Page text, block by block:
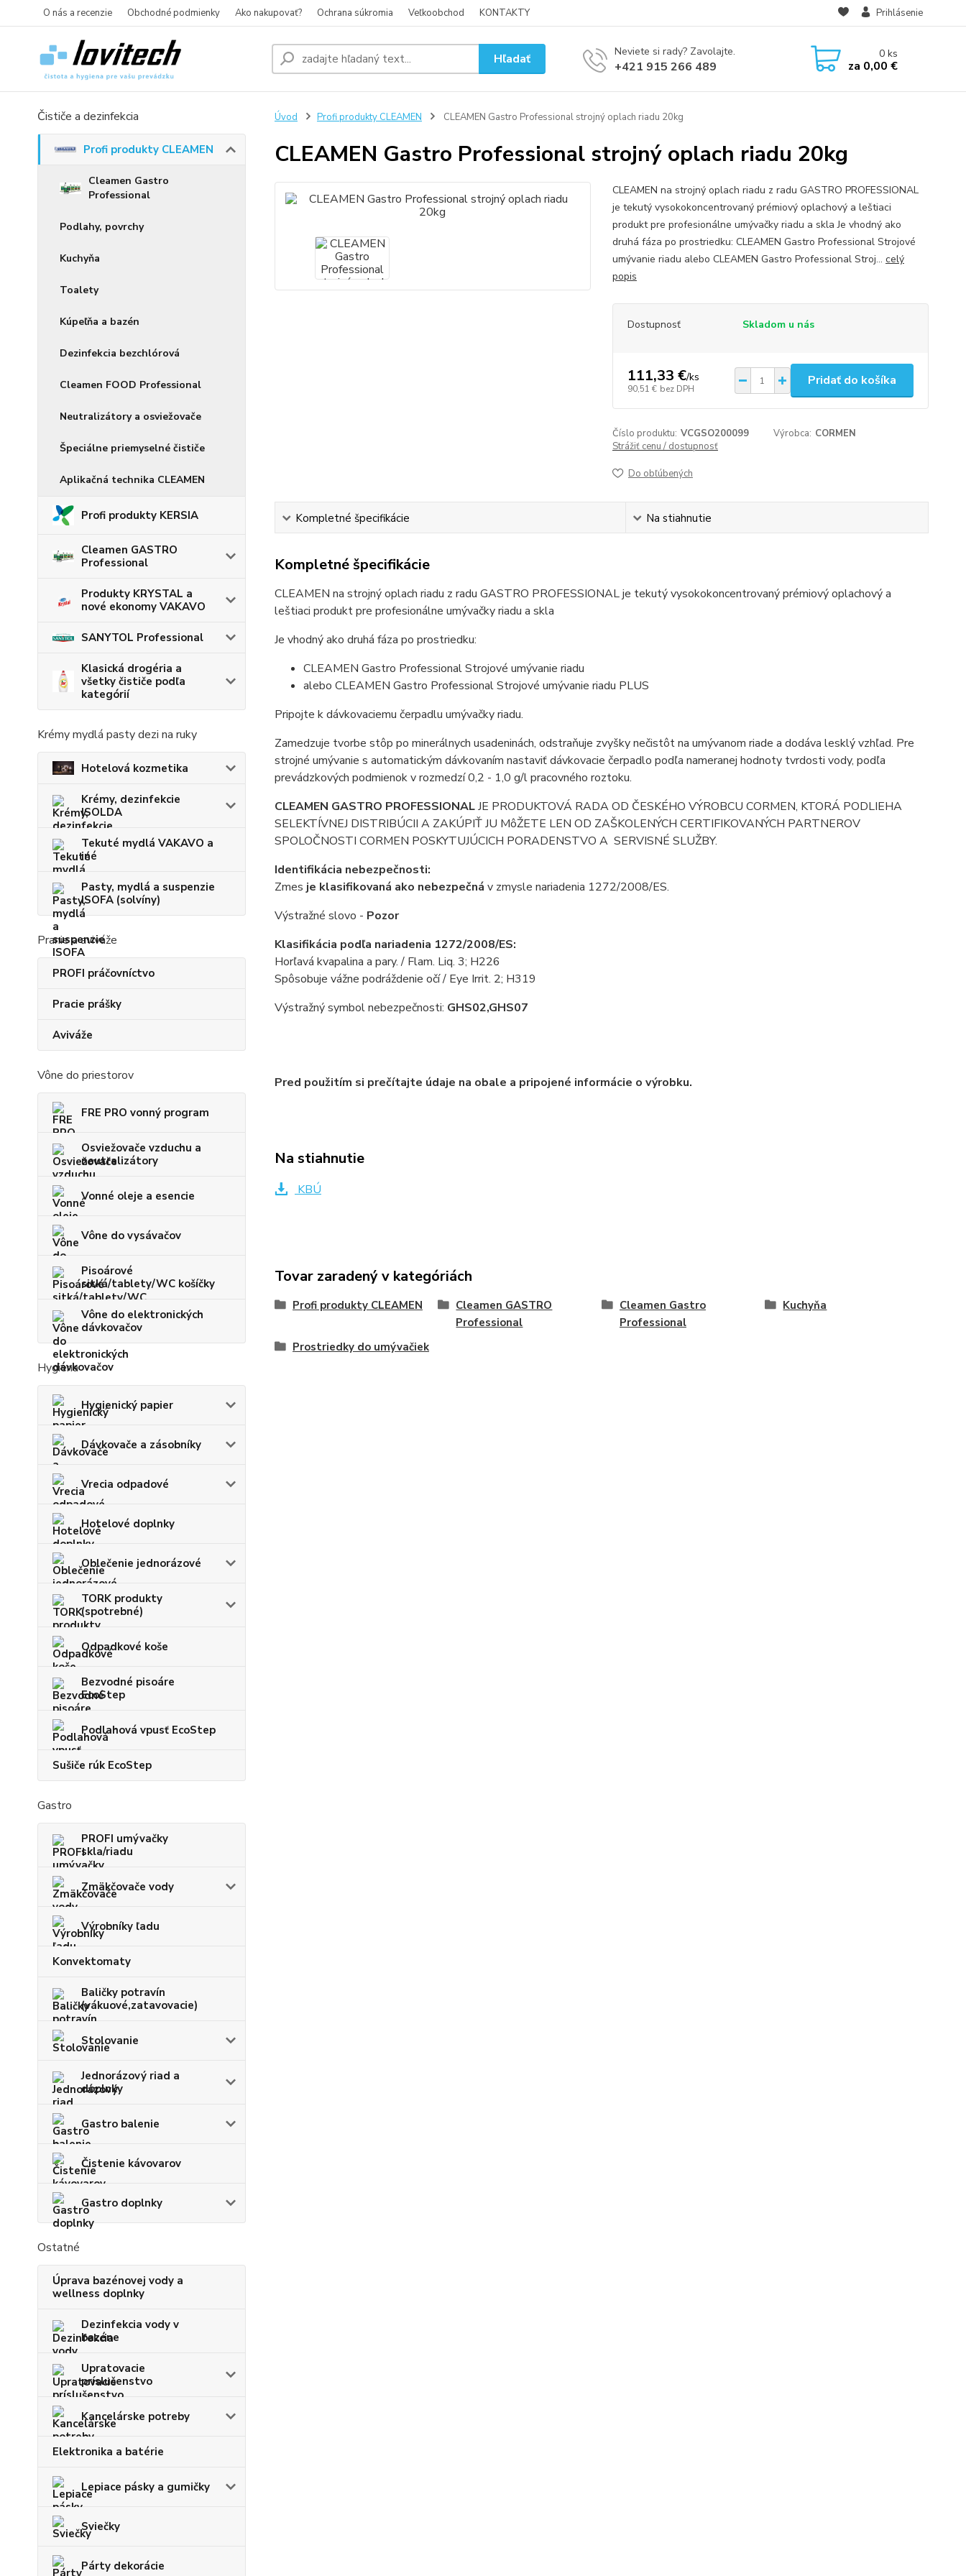
O nás a recenzie Obchodné podmienky Ako nakupovať? Ochrana súkromia Veľkoobchod KONTAKTY Prihlásenie
Hľadať Neviete si rady? Zavolajte.
+421 915 266 489
0ks
za 0,00 €
Čističe a dezinfekcia
Profi produkty CLEAMEN
Cleamen Gastro
Professional
Podlahy, povrchy
Kuchyňa
Toalety
Kúpeľňa a bazén
Dezinfekcia bezchlórová
Cleamen FOOD Professional
Neutralizátory a osviežovače
Špeciálne priemyselné čističe
Aplikačná technika CLEAMEN
Profi produkty KERSIA
Cleamen GASTRO
Professional
Produkty KRYSTAL a
nové ekonomy VAKAVO
SANYTOL Professional
Klasická drogéria a
všetky čističe podľa
kategórií
Krémy mydlá pasty dezi na ruky
Hotelová kozmetika
Krémy, dezinfekcie
ISOLDA
Tekuté mydlá VAKAVO a
iné
Pasty, mydlá a suspenzie
ISOFA (solvíny)
Pranie a aviváže
PROFI práčovníctvo
Pracie prášky
Aviváže
Vône do priestorov
FRE PRO vonný program
Osviežovače vzduchu a
neutralizátory
Vonné oleje a esencie
Vône do vysávačov
Pisoárové
sitká/tablety/WC košíčky
Vône do elektronických
dávkovačov
Hygiena
Hygienický papier
Dávkovače a zásobníky
Vrecia odpadové
Hotelové doplnky
Oblečenie jednorázové
TORK produkty
(spotrebné)
Odpadkové koše
Bezvodné pisoáre
EcoStep
Podlahová vpusť EcoStep
Sušiče rúk EcoStep
Gastro
PROFI umývačky
skla/riadu
Zmäkčovače vody
Výrobníky ľadu
Konvektomaty
Baličky potravín
(vákuové,zatavovacie)
Stolovanie
Jednorázový riad a
doplnky
Gastro balenie
Čistenie kávovarov
Gastro doplnky
Ostatné
Úprava bazénovej vody a
wellness doplnky
Dezinfekcia vody v
bazéne
Upratovacie
príslušenstvo
Kancelárske potreby
Elektronika a batérie
Lepiace pásky a gumičky
Sviečky
Párty dekorácie
Úvod Profi produkty CLEAMEN CLEAMEN Gastro Professional strojný oplach riadu 20kg
CLEAMEN Gastro Professional strojný oplach riadu 20kg
CLEAMEN na strojný oplach riadu z radu GASTRO PROFESSIONAL
je tekutý vysokokoncentrovaný prémiový oplachový a leštiaci
produkt pre profesionálne umývačky riadu a skla Je vhodný ako
druhá fáza po prostriedku: CLEAMEN Gastro Professional Strojové
umývanie riadu alebo CLEAMEN Gastro Professional Stroj... celý
popis
Dostupnosť Skladom u nás
111,33 €/ks
90,51 € bez DPH
Pridať do košíka
Číslo produktu: VCGSO200099 Výrobca: CORMEN
Strážiť cenu / dostupnosť
Do obľúbených
Kompletné špecifikácie Na stiahnutie
Kompletné špecifikácie
CLEAMEN na strojný oplach riadu z radu GASTRO PROFESSIONAL je tekutý vysokokoncentrovaný prémiový oplachový a
leštiaci produkt pre profesionálne umývačky riadu a skla
Je vhodný ako druhá fáza po prostriedku:
CLEAMEN Gastro Professional Strojové umývanie riadu
alebo CLEAMEN Gastro Professional Strojové umývanie riadu PLUS
Pripojte k dávkovaciemu čerpadlu umývačky riadu.
Zamedzuje tvorbe stôp po minerálnych usadeninách, odstraňuje zvyšky nečistôt na umývanom riade a dodáva lesklý vzhľad. Pre
strojné umývanie s automatickým dávkovaním nastaviť dávkovacie čerpadlo podľa nameranej hodnoty tvrdosti vody, podľa
prevádzkových podmienok v rozmedzí 0,2 - 1,0 g/l pracovného roztoku.
CLEAMEN GASTRO PROFESSIONALJE PRODUKTOVÁ RADA OD ČESKÉHO VÝROBCU CORMEN, KTORÁ PODLIEHA
SELEKTÍVNEJ DISTRIBÚCII A ZAKÚPIŤ JU MôŽETE LEN OD ZAŠKOLENÝCH CERTIFIKOVANÝCH PARTNEROV
SPOLOČNOSTI CORMEN POSKYTUJÚCICH PORADENSTVO A SERVISNÉ SLUŽBY.
Identifikácia nebezpečnosti:
Zmes je klasifikovaná ako nebezpečná v zmysle nariadenia 1272/2008/ES.
Výstražné slovo - Pozor
Klasifikácia podľa nariadenia 1272/2008/ES:
Horľavá kvapalina a pary. / Flam. Liq. 3; H226
Spôsobuje vážne podráždenie očí / Eye Irrit. 2; H319
Výstražný symbol nebezpečnosti: GHS02,GHS07
Pred použitím si prečítajte údaje na obale a pripojené informácie o výrobku.
Na stiahnutie
KBÚ
Tovar zaradený v kategóriách
Profi produkty CLEAMEN
Cleamen GASTRO
Professional
Cleamen Gastro
Professional
Kuchyňa
Prostriedky do umývačiek